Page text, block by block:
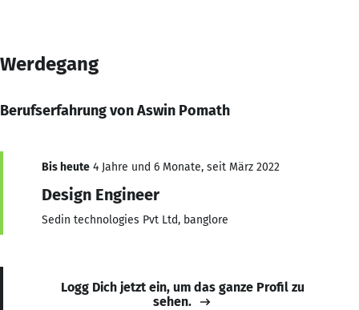
Werdegang
Berufserfahrung von Aswin Pomath
Bis heute 4 Jahre und 6 Monate, seit März 2022
Design Engineer
Sedin technologies Pvt Ltd, banglore
Logg Dich jetzt ein, um das ganze Profil zu
sehen.